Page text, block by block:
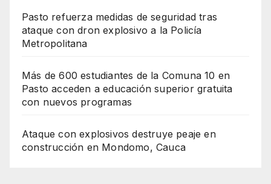
Pasto refuerza medidas de seguridad tras
ataque con dron explosivo a la Policía
Metropolitana
Más de 600 estudiantes de la Comuna 10 en
Pasto acceden a educación superior gratuita
con nuevos programas
Ataque con explosivos destruye peaje en
construcción en Mondomo, Cauca